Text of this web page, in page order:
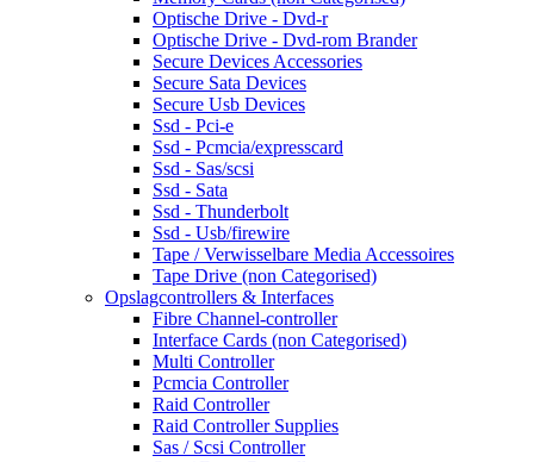
Optische Drive - Dvd-r
Optische Drive - Dvd-rom Brander
Secure Devices Accessories
Secure Sata Devices
Secure Usb Devices
Ssd - Pci-e
Ssd - Pcmcia/expresscard
Ssd - Sas/scsi
Ssd - Sata
Ssd - Thunderbolt
Ssd - Usb/firewire
Tape / Verwisselbare Media Accessoires
Tape Drive (non Categorised)
Opslagcontrollers & Interfaces
Fibre Channel-controller
Interface Cards (non Categorised)
Multi Controller
Pcmcia Controller
Raid Controller
Raid Controller Supplies
Sas / Scsi Controller